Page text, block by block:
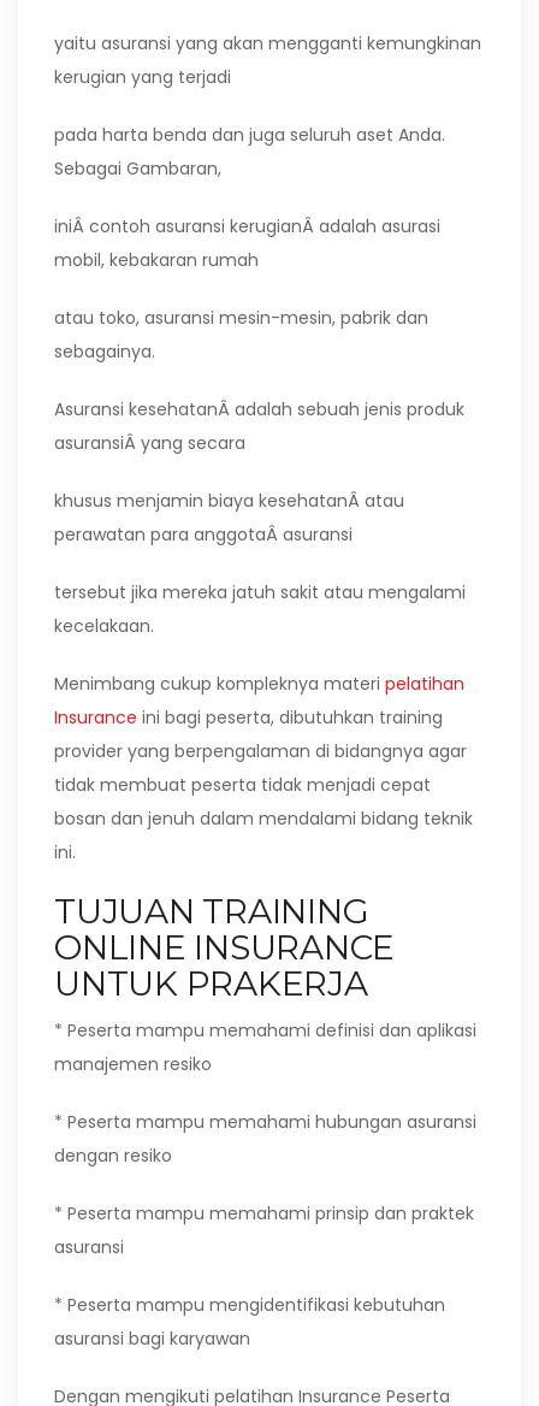
yaitu asuransi yang akan mengganti kemungkinan
kerugian yang terjadi
pada harta benda dan juga seluruh aset Anda.
Sebagai Gambaran,
iniÂ contoh asuransi kerugianÂ adalah asurasi
mobil, kebakaran rumah
atau toko, asuransi mesin-mesin, pabrik dan
sebagainya.
Asuransi kesehatanÂ adalah sebuah jenis produk
asuransiÂ yang secara
khusus menjamin biaya kesehatanÂ atau
perawatan para anggotaÂ asuransi
tersebut jika mereka jatuh sakit atau mengalami
kecelakaan.
Menimbang cukup kompleknya materi pelatihan
Insurance ini bagi peserta, dibutuhkan training
provider yang berpengalaman di bidangnya agar
tidak membuat peserta tidak menjadi cepat
bosan dan jenuh dalam mendalami bidang teknik
ini.
TUJUAN TRAINING
ONLINE INSURANCE
UNTUK PRAKERJA
* Peserta mampu memahami definisi dan aplikasi
manajemen resiko
* Peserta mampu memahami hubungan asuransi
dengan resiko
* Peserta mampu memahami prinsip dan praktek
asuransi
* Peserta mampu mengidentifikasi kebutuhan
asuransi bagi karyawan
Dengan mengikuti pelatihan Insurance Peserta